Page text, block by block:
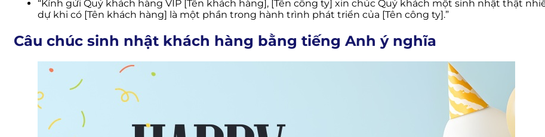
“Kính gửi Quý khách hàng VIP [Tên khách hàng], [Tên công ty] xin chúc Quý khách một sinh nhật thật
dự khi có [Tên khách hàng] là một phần trong hành trình phát triển của [Tên công ty].”
Câu chúc sinh nhật khách hàng bằng tiếng Anh ý nghĩa